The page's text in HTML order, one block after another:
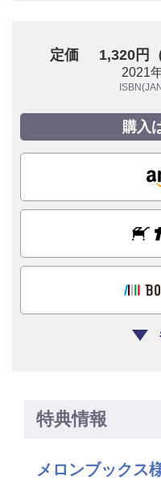
定価 1,320円
2021
購入
特典情報
メロンブックス